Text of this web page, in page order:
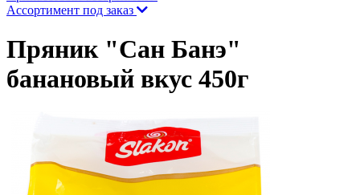
Ассортимент под заказ
Пряник "Сан Банэ"
банановый вкус 450г